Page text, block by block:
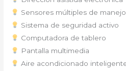
Sensores múltiples de manejo
Sistema de seguridad activo
Computadora de tablero
Pantalla multimedia
Aire acondicionado